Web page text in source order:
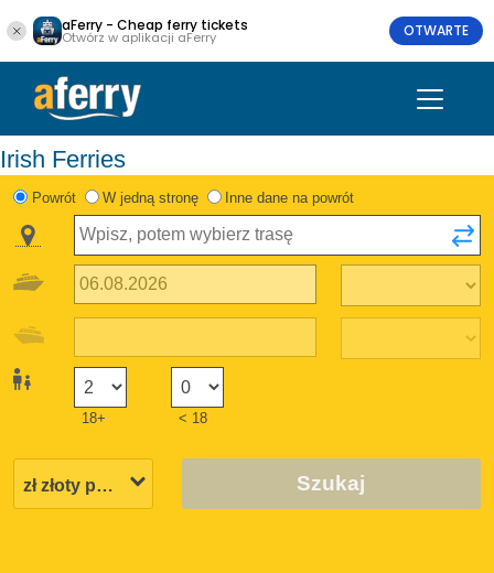
aFerry - Cheap ferry tickets
Otwórz w aplikacji aFerry OTWARTE
Irish Ferries
Powrót W jedną stronę Inne dane na powrót
18+ < 18
Szukaj